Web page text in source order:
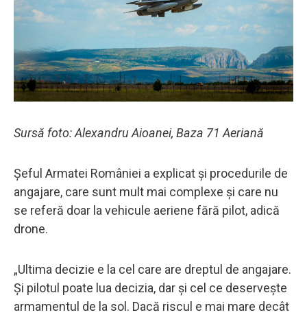
Sursă foto: Alexandru Aioanei, Baza 71 Aeriană
Șeful Armatei României a explicat și procedurile de
angajare, care sunt mult mai complexe și care nu
se referă doar la vehicule aeriene fără pilot, adică
drone.
„Ultima decizie e la cel care are dreptul de angajare.
Și pilotul poate lua decizia, dar și cel ce deservește
armamentul de la sol. Dacă riscul e mai mare decât